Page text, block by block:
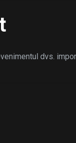
dvs.